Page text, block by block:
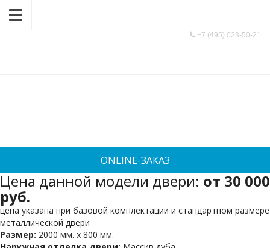
+7 (495) 023-50-21
Парадная дверь №1
ONLINE-ЗАКАЗ
Цена данной модели двери: от 30 000
руб.
цена указана при базовой комплектации и стандартном размере
металлической двери
Размер: 2000 мм. х 800 мм.